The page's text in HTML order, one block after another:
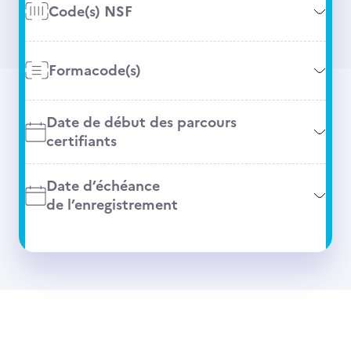
Code(s) NSF
Formacode(s)
Date de début des parcours
certifiants
Date d’échéance
de l’enregistrement